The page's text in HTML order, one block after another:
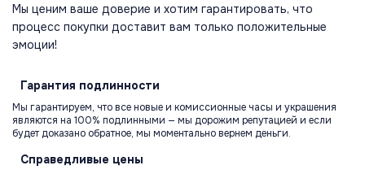
Мы ценим ваше доверие и хотим гарантировать, что
процесс покупки доставит вам только положительные
эмоции!
Гарантия подлинности
Мы гарантируем, что все новые и комиссионные часы и украшения
являются на 100% подлинными — мы дорожим репутацией и если
будет доказано обратное, мы моментально вернем деньги.
Справедливые цены